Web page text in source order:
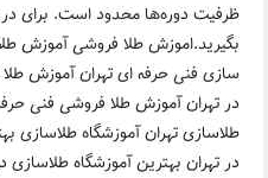
ظرفیت دوره‌ها محدود است. برای
بگیرید.اموزش طلا فروشی آموزش
سازی فنی حرفه ای تهران آموزش
در تهران آموزش طلا فروشی فنی
طلاسازی تهران آموزشگاه طلاسازی
در تهران بهترین آموزشگاه